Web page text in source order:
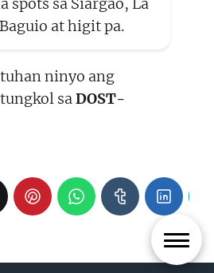
spots sa Siargao, La
at higit pa.
ninyo ang
saDOST-